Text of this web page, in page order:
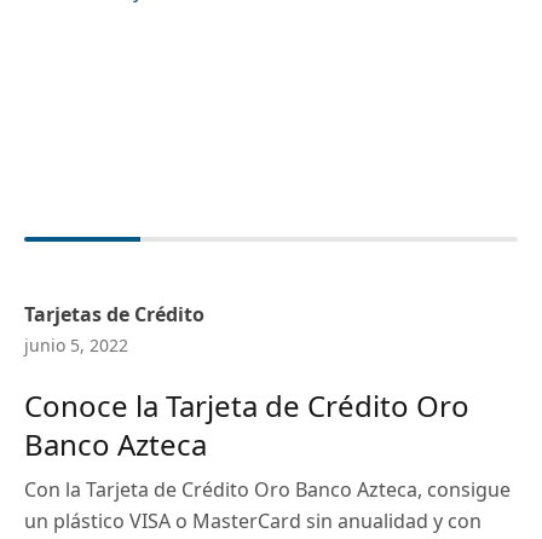
Tarjetas de Crédito
junio 5, 2022
Conoce la Tarjeta de Crédito Oro
Banco Azteca
Con la Tarjeta de Crédito Oro Banco Azteca, consigue
un plástico VISA o MasterCard sin anualidad y con